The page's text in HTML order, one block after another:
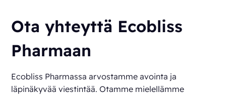
Ota yhteyttä Ecobliss
Pharmaan
Ecobliss Pharmassa arvostamme avointa ja
läpinäkyvää viestintää. Otamme mielellämme